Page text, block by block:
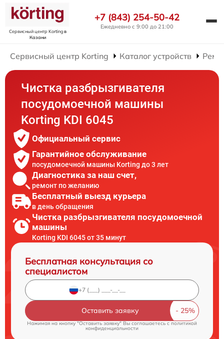
Сервисный центр Kortingв
Казани
+7 (843) 254-50-42
Ежедневно с 9:00 до 21:00
Сервисный центр Korting Каталог устройств
Чистка разбрызгивателя
посудомоечной машины
Korting KDI 6045
Официальный сервис
Гарантийное обслуживание
посудомоечной машины Korting до 3 лет
Диагностика за наш счет,
ремонт по желанию
Бесплатный выезд курьера
в день обращения
Чистка разбрызгивателя посудомоечной
машины
Korting KDI 6045 от 35 минут
Бесплатная консультация со
специалистом
Оставить заявку
Нажимая на кнопку "Оставить заявку" Вы соглашаетесь cполитикой
конфиденциальности